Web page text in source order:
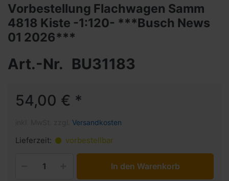
Vorbestellung Flachwagen Samm
4818 Kiste -1:120- ***Busch News
01 2026***
Art.-Nr. BU31183
54,00 € *
Versandkosten
Lieferzeit: vorbestellbar
In den Warenkorb